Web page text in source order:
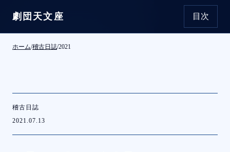
本文へ移動
劇団天文座 目次
ホーム/稽古日誌/2021
稽古日誌
2021.07.13